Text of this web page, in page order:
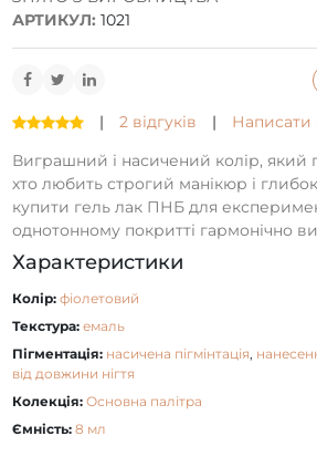
| 2 відгуків |
Написати
Виграшний і насичений колір, який
хто любить строгий манікюр і
купити гель лак ПНБ для
однотонному покритті гармонічно
Характеристики
Колір: фіолетовий
Текстура: емаль
Пігментація: насичена пігмінтація,
від довжини нігтя
Колекція: Основна палітра
Ємність: 8 мл
АРТИКУЛ: 1021